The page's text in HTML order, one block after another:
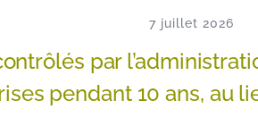
7 juillet 2026
par
pendant 10 ans, au